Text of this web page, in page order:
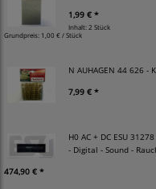
1,99 € *
Inhalt: 2 Stück
Grundpreis: 1,00 € / Stück
N AUHAGEN 44 626 -
7,99 € *
H0 AC + DC ESU
- Digital - Sound -
474,90 € *